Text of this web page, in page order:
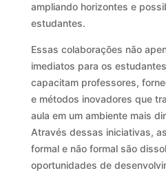
ampliando horizontes e
estudantes.
Essas colaborações não
imediatos para os
capacitam professores,
e métodos inovadores que
aula em um ambiente mais
Através dessas iniciativas,
formal e não formal são
oportunidades de